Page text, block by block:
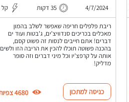
4/7/2024 35 דקות קל
ריבת פלפלים חריפה שאפשר לשלב בהמון
מאכלים בכריכים סנדוויצ'ים, ג'בטות ועוד ים
דברים! אתם חייבים לנסות זה פשוט קסם,
בהכנה פשוטה תוכלו להכין את הריבה הזו ולשים
אותה על קרפצ'יו וכל מיני דברים וזה סופר
מדליק!
כניסה למתכון 4680 צפיות